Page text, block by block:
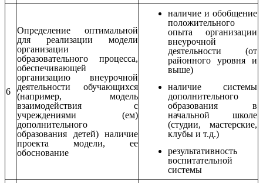
6
Определение оптимальной
для реализации модели
организации
образовательного процесса,
обеспечивающей
организацию внеурочной
деятельности обучающихся
(например, модель
взаимодействия с
учреждениями (ем)
дополнительного
образования детей) наличие
проекта модели, ее
обоснование
наличие и обобщение
положительного
опыта организации
внеурочной
деятельности (от
районного уровня и
выше)
наличие системы
дополнительного
образования в
начальной школе
(студии, мастерские,
клубы и т.д.)
результативность
воспитательной
системы